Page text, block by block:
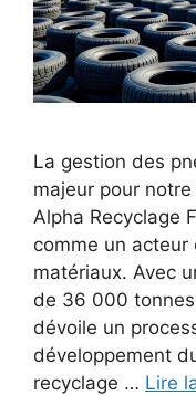
La gestion des
majeur pour
Alpha Recyclage
comme un acteur
matériaux. Avec
de 36 000 tonnes
dévoile un
développement
recyclage … Lire